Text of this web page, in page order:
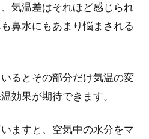
性でも女性でも顔に必ずあるもので
し、それをしっかりとケアすることで
足と心臓の違和感にはどんな
気温差はそれほど感じられ
鼻水にもあまり悩まされる
るとその部分だけ気温の変
効果が期待できます。
ますと、空気中の水分をマ